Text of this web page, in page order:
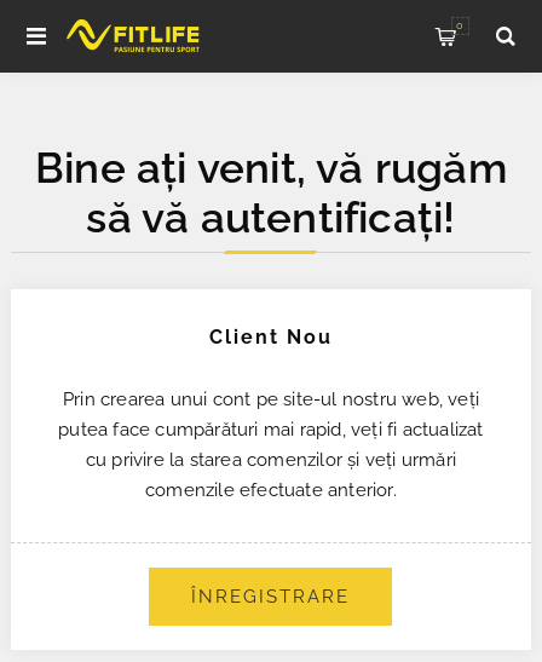
0
Bine ați venit, vă rugăm
să vă autentificați!
Client Nou
Prin crearea unui cont pe site-ul nostru web, veți
putea face cumpărături mai rapid, veți fi actualizat
cu privire la starea comenzilor și veți urmări
comenzile efectuate anterior.
ÎNREGISTRARE